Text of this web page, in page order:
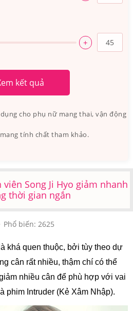
+
kết quả
cho phụ nữ mang thai, vận động
tính chất tham khảo.
Song Ji Hyo giảm nhanh
thời gian ngắn
Phổ biến: 2625
khá quen thuộc, bởi tùy theo dự
cân rất nhiều, thậm chí có thể
nhiều cân để phù hợp với vai
phim Intruder (Kẻ Xâm Nhập).